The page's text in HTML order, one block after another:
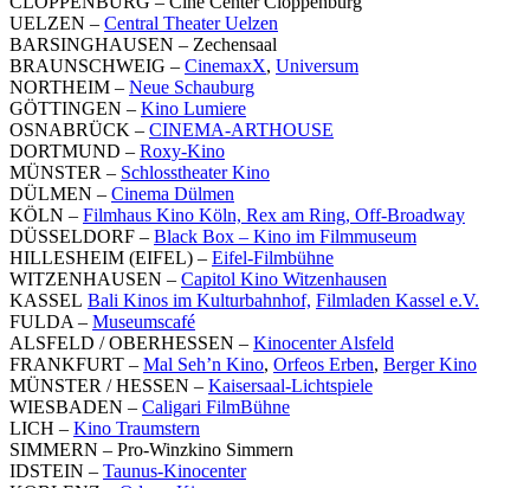
UELZEN – Central Theater Uelzen
BARSINGHAUSEN – Zechensaal
BRAUNSCHWEIG – CinemaxX, Universum
NORTHEIM – Neue Schauburg
GÖTTINGEN – Kino Lumiere
OSNABRÜCK – CINEMA-ARTHOUSE
DORTMUND – Roxy-Kino
MÜNSTER – Schlosstheater Kino
DÜLMEN – Cinema Dülmen
KÖLN – Filmhaus Kino Köln, Rex am Ring, Off-Broadway
DÜSSELDORF – Black Box – Kino im Filmmuseum
HILLESHEIM (EIFEL) – Eifel-Filmbühne
WITZENHAUSEN – Capitol Kino Witzenhausen
KASSEL Bali Kinos im Kulturbahnhof, Filmladen Kassel e.V.
FULDA – Museumscafé
ALSFELD / OBERHESSEN – Kinocenter Alsfeld
FRANKFURT – Mal Seh’n Kino, Orfeos Erben, Berger Kino
MÜNSTER / HESSEN – Kaisersaal-Lichtspiele
WIESBADEN – Caligari FilmBühne
LICH – Kino Traumstern
SIMMERN – Pro-Winzkino Simmern
IDSTEIN – Taunus-Kinocenter